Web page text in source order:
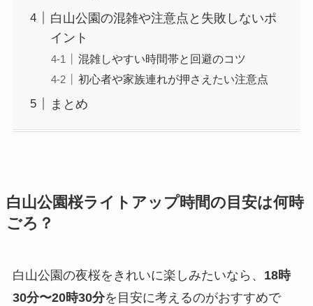
白山公園の混雑や注意点と失敗しないポ
イント
混雑しやすい時間帯と回避のコツ
初心者や家族連れが押さえたい注意点
まとめ
白山公園桜ライトアップ時間の目安は何時
ごろ？
白山公園の夜桜をきれいに楽しみたいなら、 18時
30分〜20時30分を目安に考えるのがおすすめで